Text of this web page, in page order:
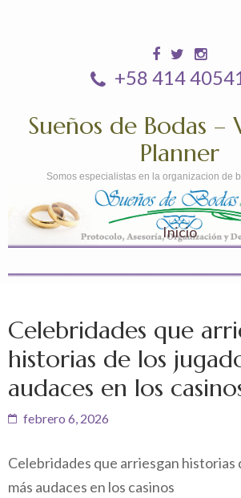
+58 414
Sueños de Bodas –
Planner
Somos especialistas en la organizacion de
Inicio
Celebridades que
historias de los
audaces en los
febrero 6, 2026
Celebridades que arriesgan historias
más audaces en los casinos